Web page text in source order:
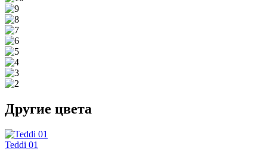
Другие цвета
Teddi 01